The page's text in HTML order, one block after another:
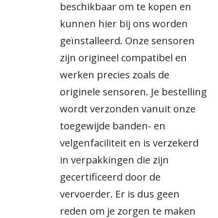
beschikbaar om te kopen en
kunnen hier bij ons worden
geïnstalleerd. Onze sensoren
zijn origineel compatibel en
werken precies zoals de
originele sensoren. Je bestelling
wordt verzonden vanuit onze
toegewijde banden- en
velgenfaciliteit en is verzekerd
in verpakkingen die zijn
gecertificeerd door de
vervoerder. Er is dus geen
reden om je zorgen te maken